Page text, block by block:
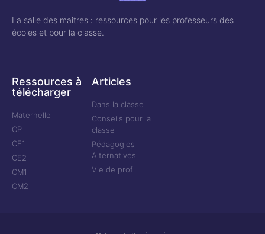
La salle des maitres : ressources pour les professeurs des
écoles et pour la classe.
Ressources à
télécharger
Maternelle
CP
CE1
CE2
CM1
CM2
Articles
Dans la classe
Conseils pour la
classe
Pédagogies
Alternatives
Vie de prof